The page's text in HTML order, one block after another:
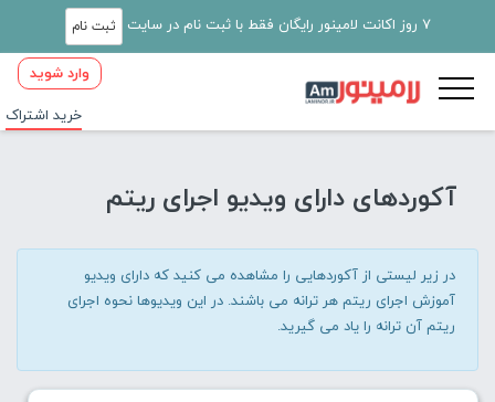
7 روز اکانت لامینور رایگان فقط با ثبت نام در سایت ثبت نام
وارد شوید
خرید اشتراک
آکوردهای دارای ویدیو اجرای ریتم
در زیر لیستی از آکوردهایی را مشاهده می کنید که دارای ویدیو
آموزش اجرای ریتم هر ترانه می باشند. در این ویدیوها نحوه اجرای
ریتم آن ترانه را یاد می گیرید.